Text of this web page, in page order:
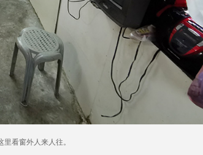
看窗外人来人往。